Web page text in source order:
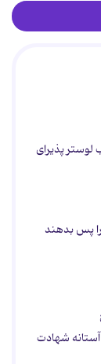
لوستر پذیرای
شهادت